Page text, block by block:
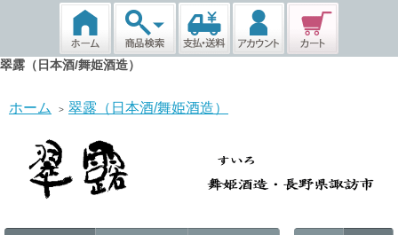
翠露（日本酒/舞姫酒造）
ホーム > 翠露（日本酒/舞姫酒造）